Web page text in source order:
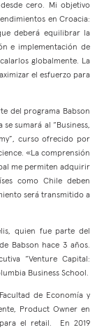
cero. Mi objetivo
en Croacia:
deberá equilibrar la
e implementación de
globalmente. La
el esfuerzo para
del programa Babson
sumará al “Business,
curso ofrecido por
«La comprensión
me permiten adquirir
como Chile deben
será transmitido a
quien fue parte del
Babson hace 3 años.
“Venture Capital:
Business School.
de Economía y
Product Owner en
el retail. En 2019